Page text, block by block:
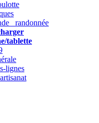
randonnée
tablette
lignes